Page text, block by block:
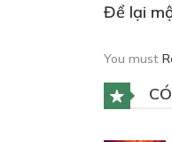
Để lại
You must